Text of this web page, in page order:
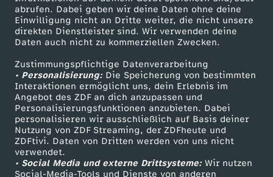
abrufen. Dabei geben wir deine Daten ohne deine
Einwilligung nicht an Dritte weiter, die nicht unsere
direkten Dienstleister sind. Wir verwenden deine
Daten auch nicht zu kommerziellen Zwecken.
Zustimmungspflichtige Datenverarbeitung
• Personalisierung:Die Speicherung von bestimmten
Interaktionen ermöglicht uns, dein Erlebnis im
Angebot des ZDF an dich anzupassen und
Personalisierungsfunktionen anzubieten. Dabei
personalisieren wir ausschließlich auf Basis deiner
Nutzung von ZDF Streaming, der ZDFheute und
ZDFtivi. Daten von Dritten werden von uns nicht
verwendet.
• Social Media und externe Drittsysteme:Wir nutzen
Social-Media-Tools und Dienste von anderen
h
l
a
n
d
ZDF-Apps
Smart TV
ZDFtext
Livestreams
Sendungen A-Z
TV-Programm
ZDFmitreden
Kontakt zum ZDF
Tickets
Zuschauerservice
Hilfe
ZDF Unternehmen